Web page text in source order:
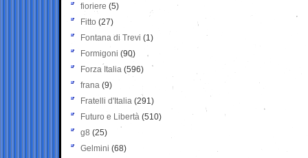
fioriere (5)
Fitto (27)
Fontana di Trevi (1)
Formigoni (90)
Forza Italia (596)
frana (9)
Fratelli d'Italia (291)
Futuro e Libertà (510)
g8 (25)
Gelmini (68)